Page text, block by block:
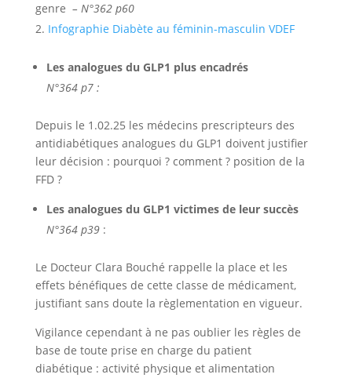
genre – N°362 p60
Infographie Diabète au féminin-masculin VDEF
Les analogues du GLP1 plus encadrés
N°364 p7 :
Depuis le 1.02.25 les médecins prescripteurs des
antidiabétiques analogues du GLP1 doivent justifier
leur décision : pourquoi ? comment ? position de la
FFD ?
Les analogues du GLP1 victimes de leur succès
N°364 p39:
Le Docteur Clara Bouché rappelle la place et les
effets bénéfiques de cette classe de médicament,
justifiant sans doute la règlementation en vigueur.
Vigilance cependant à ne pas oublier les règles de
base de toute prise en charge du patient
diabétique : activité physique et alimentation